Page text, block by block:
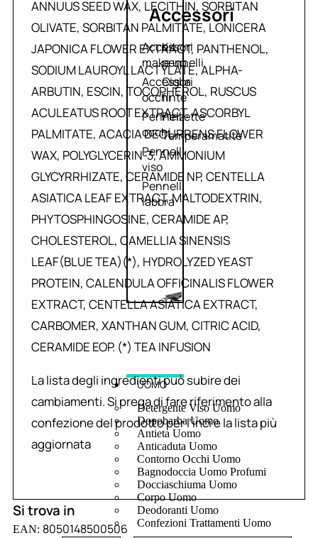
Accessori
Accessori
make up
Accessori
occhi
Pennelli
occhi
Pennelli
viso
Pennelli
labbra
Kit
pennelli
Ciglia
finte
Pinzette
Temperamatite
UOMO
Detergente Viso Uomo
Dopobarba Uomo
Antieta Uomo
Anticaduta Uomo
Contorno Occhi Uomo
Bagnodoccia Uomo Profumi
Docciaschiuma Uomo
Corpo Uomo
Deodoranti Uomo
Confezioni Trattamenti Uomo
ANNUUS SEED WAX, LECITHIN, SORBITAN
OLIVATE, SORBITAN PALMITATE, LONICERA
JAPONICA FLOWER EXTRACT, PANTHENOL,
SODIUM LAUROYL LACTYLATE, ALPHA-
ARBUTIN, ESCIN, TOCOPHEROL, RUSCUS
ACULEATUS ROOT EXTRACT, ASCORBYL
PALMITATE, ACACIA DECURRENS FLOWER
WAX, POLYGLYCERIN-3, AMMONIUM
GLYCYRRHIZATE, CERAMIDE NP, CENTELLA
ASIATICA LEAF EXTRACT, MALTODEXTRIN,
PHYTOSPHINGOSINE, CERAMIDE AP,
CHOLESTEROL, CAMELLIA SINENSIS
LEAF(BLUE TEA)(*), HYDROLYZED YEAST
PROTEIN, CALENDULA OFFICINALIS FLOWER
EXTRACT, CENTELLA ASIATICA EXTRACT,
CARBOMER, XANTHAN GUM, CITRIC ACID,
CERAMIDE EOP. (*) TEA INFUSION
La lista degli ingredienti può subire dei
cambiamenti. Si prega di fare riferimento alla
confezione del prodotto per l’inci e la lista più
aggiornata
Si trova in
EAN: 8050148500506